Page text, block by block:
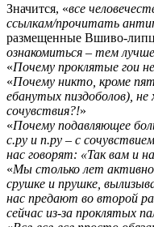
Значится, «все
ссылкам/прочитать
размещенные Вшиво-
ознакомиться – тем лучше
«Почему проклятые гои
«Почему никто, кроме
ебанутых пиздоболов),
сочувствия?!»
«Почему подавляющее
с.ру и п.ру – с
нас говорят: «Так вам и
«Мы столько лет
срушке и прушке,
нас предают во второй
сейчас из-за проклятых